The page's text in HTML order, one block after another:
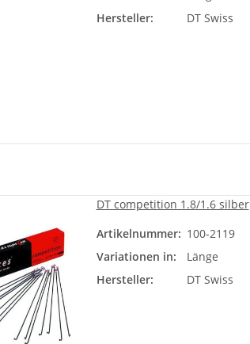
Hersteller:
DT Swiss
DT competition 1.8/1.6 silber
Artikelnummer: 100-2119
Variationen in:
Länge
Hersteller:
DT Swiss